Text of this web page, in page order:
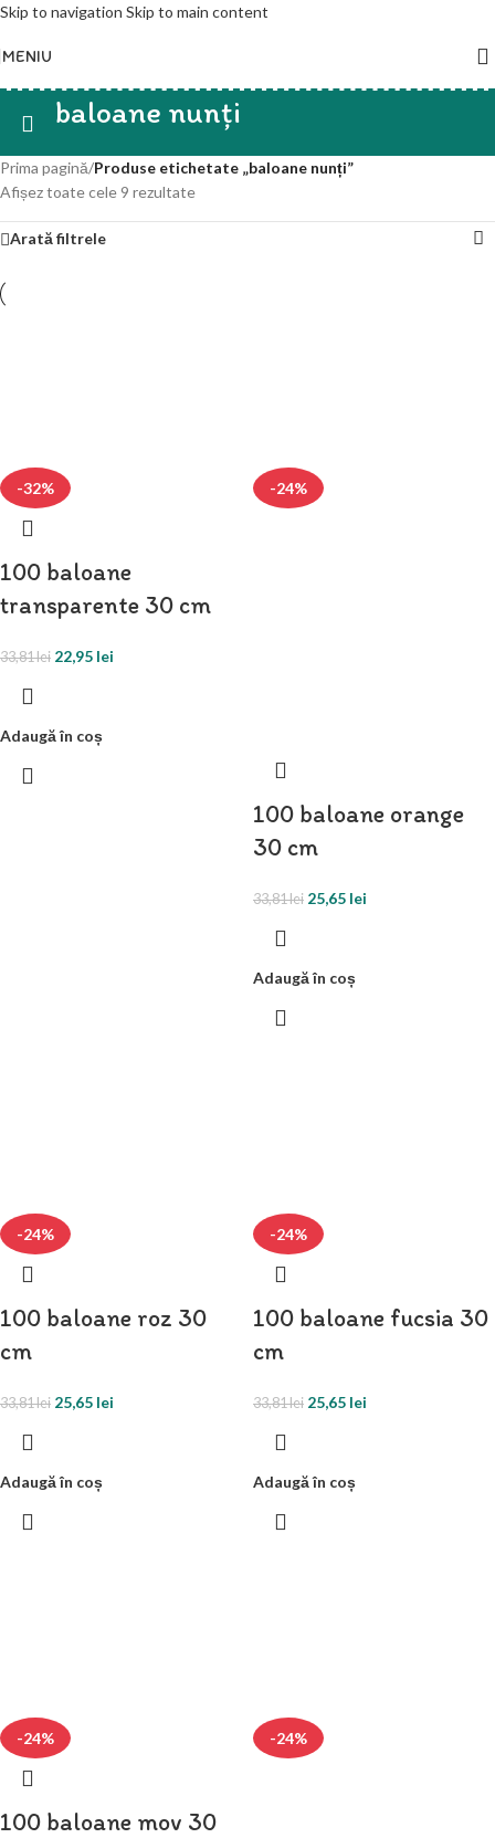
Skip to navigation Skip to main content
MENIU
baloane nunți
Prima pagină/Produse etichetate „baloane nunți”
Afișez toate cele 9 rezultate
Arată filtrele
-32%
100 baloane
transparente 30 cm
33,81lei 22,95 lei
Adaugă în coș
-24%
100 baloane orange
30 cm
33,81lei 25,65 lei
Adaugă în coș
-24%
100 baloane roz 30
cm
33,81lei 25,65 lei
Adaugă în coș
-24%
100 baloane fucsia 30
cm
33,81lei 25,65 lei
Adaugă în coș
-24%
100 baloane mov 30
-24%